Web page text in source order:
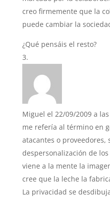
creo firmemente que la
puede cambiar la
¿Qué pensáis el resto?
Miguel el 22/09/2009 a
me refería al término en
atacantes o
despersonalización de
viene a la mente la
cree que la leche la
La privacidad se